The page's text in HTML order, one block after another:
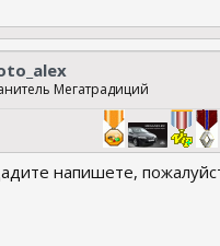
Мегатрадиций
напишете,